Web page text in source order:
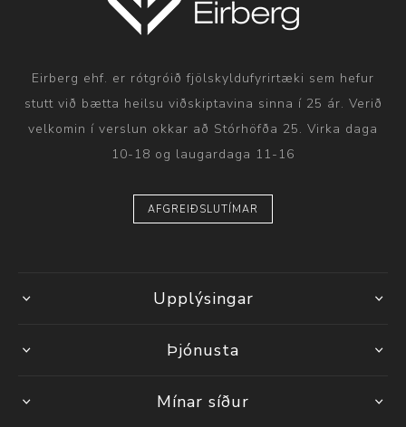
Eirberg ehf. er rótgróið fjölskyldufyrirtæki sem hefur
stutt við bætta heilsu viðskiptavina sinna í 25 ár. Verið
velkomin í verslun okkar að Stórhöfða 25. Virka daga
10-18 og laugardaga 11-16
AFGREIÐSLUTÍMAR
Upplýsingar
Þjónusta
Mínar síður